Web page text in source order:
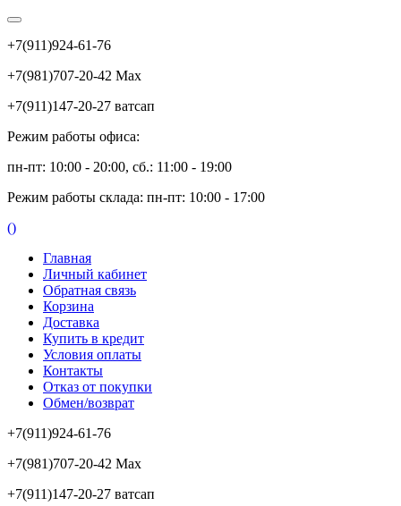
+7(911)924-61-76
+7(981)707-20-42 Max
+7(911)147-20-27 ватсап
Режим работы офиса:
пн-пт: 10:00 - 20:00, сб.: 11:00 - 19:00
Режим работы склада: пн-пт: 10:00 - 17:00
()
Главная
Личный кабинет
Обратная связь
Корзина
Доставка
Купить в кредит
Условия оплаты
Контакты
Отказ от покупки
Обмен/возврат
+7(911)924-61-76
+7(981)707-20-42 Max
+7(911)147-20-27 ватсап